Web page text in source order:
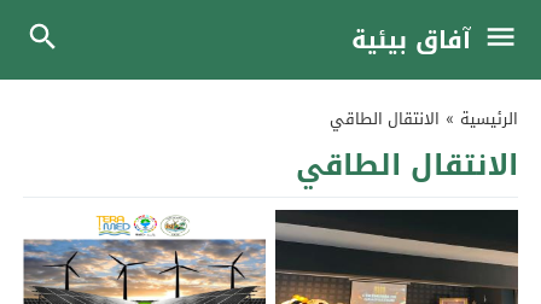
آفاق بيئية
الرئيسية » الانتقال الطاقي
الانتقال الطاقي